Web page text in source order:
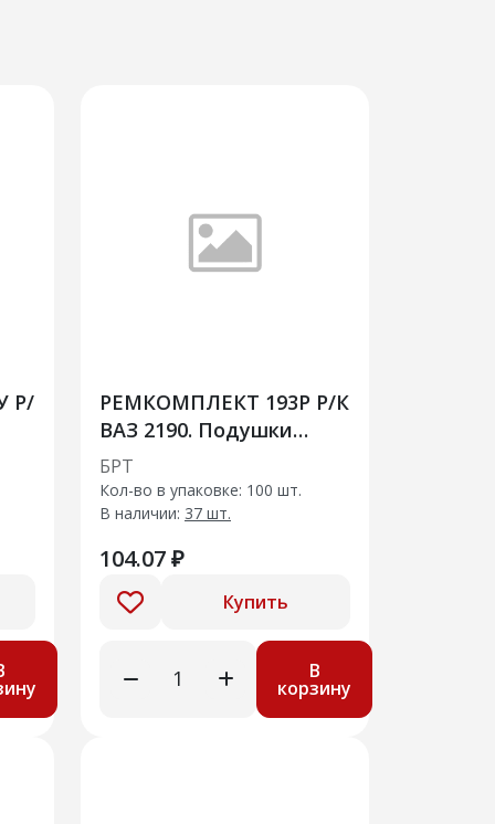
Р/
РЕМКОМПЛЕКТ 193Р Р/К
ВАЗ 2190. Подушки
стабилизатора
поперечной
устойчивости
БРТ
Кол-во в упаковке: 100 шт.
В наличии: 37 шт.
104.07 ₽
Купить
В
корзину